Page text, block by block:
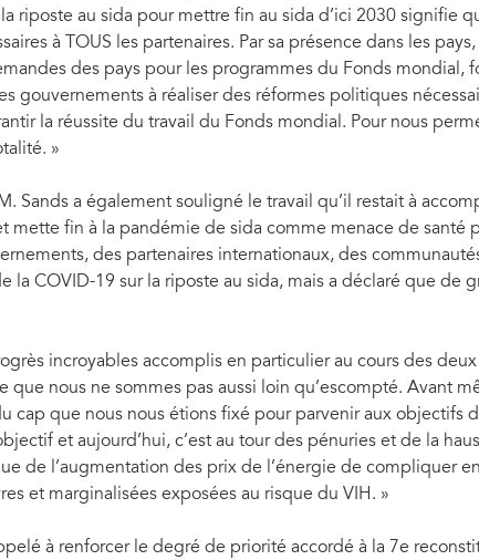
riposte au sida pour mettre fin au sida d’ici 2030 signifie
à TOUS les partenaires. Par sa présence dans les
des pays pour les programmes du Fonds mondial,
gouvernements à réaliser des réformes politiques
la réussite du travail du Fonds mondial. Pour nous
»
Sands a également souligné le travail qu’il restait à
mette fin à la pandémie de sida comme menace de santé
des partenaires internationaux, des
la COVID-19 sur la riposte au sida, mais a déclaré que de
incroyables accomplis en particulier au cours des
que nous ne sommes pas aussi loin qu’escompté. Avant
cap que nous nous étions fixé pour parvenir aux objectifs
et aujourd’hui, c’est au tour des pénuries et de la
de l’augmentation des prix de l’énergie de compliquer
et marginalisées exposées au risque du VIH. »
à renforcer le degré de priorité accordé à la 7e